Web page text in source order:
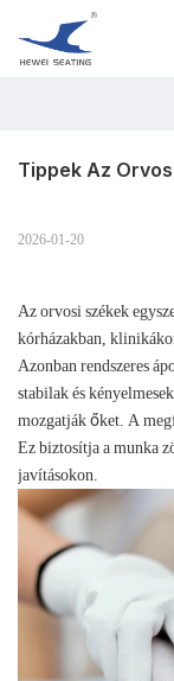
Tippek Az
2026-01-20
Az orvosi székek
kórházakban,
Azonban rendszeres
stabilak és
mozgatják őket. A
Ez biztosítja a munka
javításokon.